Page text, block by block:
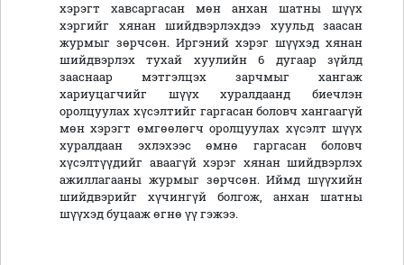
хэрэгт хавсаргасан мөн анхан шатны шүүх
хэргийг хянан шийдвэрлэхдээ хуульд заасан
журмыг зөрчсөн. Иргэний хэрэг шүүхэд хянан
шийдвэрлэх тухай хуулийн 6 дугаар зүйлд
зааснаар мэтгэлцэх зарчмыг хангаж
хариуцагчийг шүүх хуралдаанд биечлэн
оролцуулах хүсэлтийг гаргасан боловч хангаагүй
мөн хэрэгт өмгөөлөгч оролцуулах хүсэлт шүүх
хуралдаан эхлэхээс өмнө гаргасан боловч
хүсэлтүүдийг аваагүй хэрэг хянан шийдвэрлэх
ажиллагааны журмыг зөрчсөн. Иймд шүүхийн
шийдвэрийг хүчингүй болгож, анхан шатны
шүүхэд буцааж өгнө үү гэжээ.